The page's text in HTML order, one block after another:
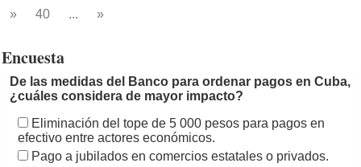
»
40 ... »
Encuesta
De las medidas del Banco para ordenar pagos en Cuba,
¿cuáles considera de mayor impacto?
Eliminación del tope de 5 000 pesos para pagos en
efectivo entre actores económicos.
Pago a jubilados en comercios estatales o privados.